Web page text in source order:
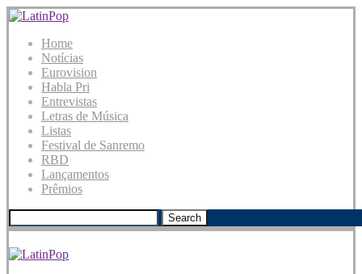
Home
Notícias
Eurovision
Habla Pri
Entrevistas
Letras de Música
Listas
Festival de Sanremo
RBD
Lançamentos
Prêmios
Search